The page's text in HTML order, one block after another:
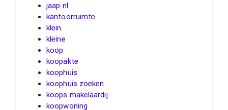
jaap nl
kantoorruimte
klein
kleine
koop
koopakte
koophuis
koophuis zoeken
koops makelaardij
koopwoning